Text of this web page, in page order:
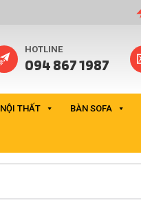
HOTLINE
094 867 1987
NỘI THẤT BÀN SOFA